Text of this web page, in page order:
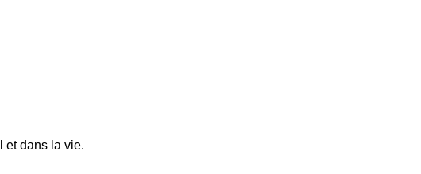
et dans la vie.